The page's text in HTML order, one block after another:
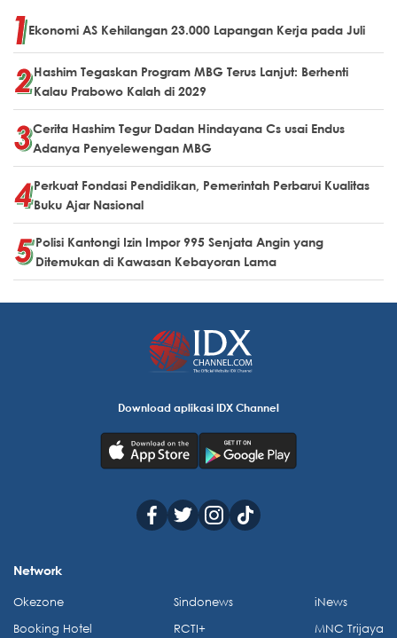
Ekonomi AS Kehilangan 23.000 Lapangan Kerja pada Juli
Hashim Tegaskan Program MBG Terus Lanjut: Berhenti
Kalau Prabowo Kalah di 2029
Cerita Hashim Tegur Dadan Hindayana Cs usai Endus
Adanya Penyelewengan MBG
Perkuat Fondasi Pendidikan, Pemerintah Perbarui Kualitas
Buku Ajar Nasional
Polisi Kantongi Izin Impor 995 Senjata Angin yang
Ditemukan di Kawasan Kebayoran Lama
Download aplikasi IDX Channel
Network
Okezone
Booking Hotel
Sindonews
RCTI+
iNews
MNC Trijaya